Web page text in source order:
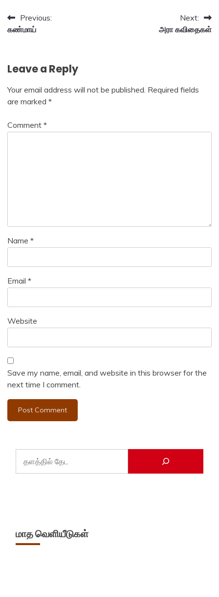
Post
navigation
Previous:
கண்மாய்
Next:
அரா கவிதைகள்
Leave a Reply
Your email address will not be published. Required fields
are marked *
Comment *
Name *
Email *
Website
Save my name, email, and website in this browser for the
next time I comment.
மாத வெளியீடுகள்